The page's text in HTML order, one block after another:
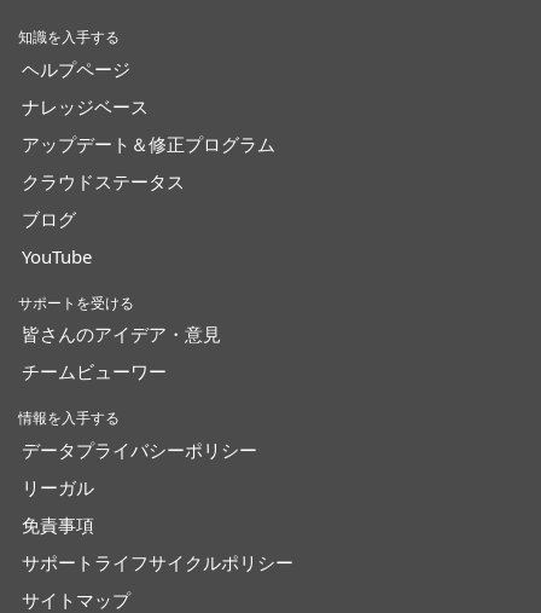
知識を入手する
ヘルプページ
ナレッジベース
アップデート＆修正プログラム
クラウドステータス
ブログ
YouTube
サポートを受ける
皆さんのアイデア・意見
チームビューワー
情報を入手する
データプライバシーポリシー
リーガル
免責事項
サポートライフサイクルポリシー
サイトマップ